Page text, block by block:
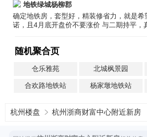
地铁绿城杨柳郡
确定地铁房，套型好，精装修省力，就是希
诺，且4月底开盘价不要涨价 与二期持平，
随机聚合页
仓乐雅苑 北城枫景园
合欢路地铁站 杨家墩地铁站
杭州楼盘 杭州浙商财富中心附近新房